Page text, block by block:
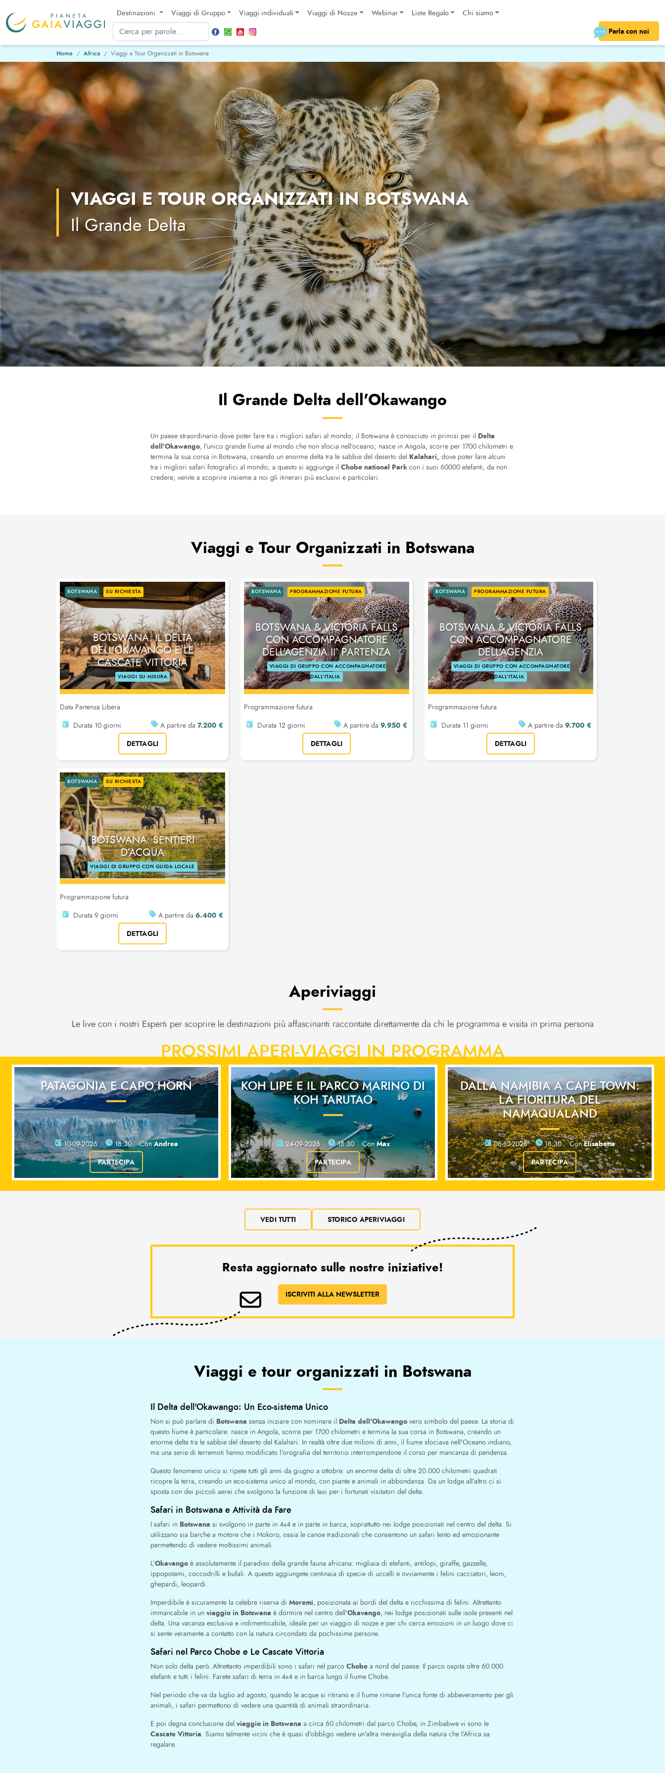
Destinazioni Viaggi di Gruppo Viaggi individuali Viaggi di Nozze Webinar Liste Regalo Chi siamo
Parla con noi
Home Africa Viaggi e Tour Organizzati in Botswana
VIAGGI E TOUR ORGANIZZATI IN BOTSWANA
Il Grande Delta
Il Grande Delta dell'Okawango
Un paese straordinario dove poter fare tra i migliori safari al mondo; il Botswana è conosciuto in primisi per il Delta
dell'Okawango, l'unico grande fiume al mondo che non sfocia nell'oceano; nasce in Angola, scorre per 1700 chilometri e
termina la sua corsa in Botswana, creando un enorme delta tra le sabbie del deserto del Kalahari, dove poter fare alcuni
tra i migliori safari fotografici al mondo; a questo si aggiunge il Chobe national Park con i suoi 60000 elefanti, da non
credere; venite a scoprire insieme a noi gli itinerari più esclusivi e particolari.
Viaggi e Tour Organizzati in Botswana
BOTSWANA SU RICHIESTA
BOTSWANA: IL DELTA
DELL'OKAVANGO E LE
CASCATE VITTORIA
VIAGGI SU MISURA
Data Partenza Libera
Durata 10 giorni
A partire da 7.200 €
DETTAGLI
BOTSWANA PROGRAMMAZIONE FUTURA
BOTSWANA & VICTORIA FALLS
CON ACCOMPAGNATORE
DELL'AGENZIA II° PARTENZA
VIAGGI DI GRUPPO CON ACCOMPAGNATORE
DALL'ITALIA
Programmazione futura
Durata 12 giorni
A partire da 9.950 €
DETTAGLI
BOTSWANA PROGRAMMAZIONE FUTURA
BOTSWANA & VICTORIA FALLS
CON ACCOMPAGNATORE
DELL'AGENZIA
VIAGGI DI GRUPPO CON ACCOMPAGNATORE
DALL'ITALIA
Programmazione futura
Durata 11 giorni
A partire da 9.700 €
DETTAGLI
BOTSWANA SU RICHIESTA
BOTSWANA: SENTIERI
D’ACQUA
VIAGGI DI GRUPPO CON GUIDA LOCALE
Programmazione futura
Durata 9 giorni
A partire da 6.400 €
DETTAGLI
Aperiviaggi
Le live con i nostri Esperti per scoprire le destinazioni più affascinanti raccontate direttamente da chi le programma e visita in prima persona
PROSSIMI APERI-VIAGGI IN PROGRAMMA
PATAGONIA E CAPO HORN
10-09-2026 18:30 ConAndrea
PARTECIPA
KOH LIPE E IL PARCO MARINO DI
KOH TARUTAO
24-09-2026 18:30 Con Max
PARTECIPA
DALLA NAMIBIA A CAPE TOWN:
LA FIORITURA DEL
NAMAQUALAND
08-10-2026 18:30 ConElisabetta
PARTECIPA
VEDI TUTTI STORICO APERIVIAGGI
Resta aggiornato sulle nostre iniziative!
ISCRIVITI ALLA NEWSLETTER
Viaggi e tour organizzati in Botswana
Il Delta dell'Okawango: Un Eco-sistema Unico
Non si può parlare di Botswana senza iniziare con nominare il Delta dell'Okawango vero simbolo del paese. La storia di
questo fiume è particolare: nasce in Angola, scorre per 1700 chilometri e termina la sua corsa in Botswana, creando un
enorme delta tra le sabbie del deserto del Kalahari. In realtà oltre due milioni di anni, il fiume sfociava nell'Oceano indiano,
ma una serie di terremoti hanno modificato l'orografia del territorio interrompendone il corso per mancanza di pendenza.
Questo fenomeno unico si ripete tutti gli anni da giugno a ottobre: un enorme delta di oltre 20.000 chilometri quadrati
ricopre la terra, creando un eco-sistema unico al mondo, con piante e animali in abbondanza. Da un lodge all'altro ci si
sposta con dei piccoli aerei che svolgono la funzione di taxi per i fortunati visitatori del delta.
Safari in Botswana e Attività da Fare
I safari in Botswana si svolgono in parte in 4x4 e in parte in barca, soprattutto nei lodge posizionati nel centro del delta. Si
utilizzano sia barche a motore che i Mokoro, ossia le canoe tradizionali che consentono un safari lento ed emozionante
permettendo di vedere moltissimi animali.
L’Okavango è assolutamente il paradiso della grande fauna africana: migliaia di elefanti, antilopi, giraffe, gazzelle,
ippopotami, coccodrilli e bufali. A questo aggiungete centinaia di specie di uccelli e ovviamente i felini cacciatori, leoni,
ghepardi, leopardi.
Imperdibile è sicuramente la celebre riserva di Moremi, posizionata ai bordi del delta e ricchissima di felini. Altrettanto
immancabile in un viaggio in Botswana è dormire nel centro dell'Okavango, nei lodge posizionati sulle isole presenti nel
delta. Una vacanza esclusiva e indimenticabile, ideale per un viaggio di nozze e per chi cerca emozioni in un luogo dove ci
si sente veramente a contatto con la natura circondato da pochissime persone.
Safari nel Parco Chobe e Le Cascate Vittoria
Non solo delta però. Altrettanto imperdibili sono i safari nel parco Chobe a nord del paese. Il parco ospita oltre 60.000
elefanti e tutti i felini. Farete safari di terra in 4x4 e in barca lungo il fiume Chobe.
Nel periodo che va da luglio ad agosto, quando le acque si ritirano e il fiume rimane l'unica fonte di abbeveramento per gli
animali, i safari permettono di vedere una quantità di animali straordinaria.
E poi degna conclusione del viaggio in Botswana a circa 60 chilometri dal parco Chobe, in Zimbabwe vi sono le
Cascate Vittoria. Siamo talmente vicini che è quasi d'obbligo vedere un'altra meraviglia della natura che l'Africa sa
regalare.